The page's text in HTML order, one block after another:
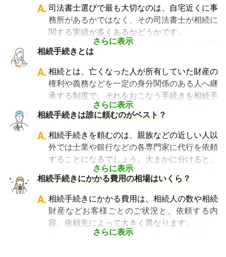
額の合計1,000万円）法定相続人3名のうち1名
が単独相続した場合」の費用相場の目安は6万
円～8万円程です。
また相続登記には報酬のほか、戸籍謄本取得の
際にかかる費用や、登録免許税などが発生しま
す。 相続人や不動産の数などによっても異な
るため、価格表は参考にしかなりません。
「相続費用見積ガイド」では、相続手続きに強
い司法書士に、無料で一括見積依頼が可能で
す。ご自身の状況ではいくら費用がかかるの
さらに表示
A. 司法書士選びで最も大切なのは、自宅近くに事
務所があるかではなく、その司法書士が相続に
関する実績が多くあるかどうかです。
法人業務を中心に行っている司法書士に相続手
続きの相談をしても、期待した結果は得られな
いため、相続手続きの経験豊富な司法書士を選
ぶことが、スムーズで間違いのない相続手続き
のために非常に重要になります。
なお、自宅から離れた場所にある事務所であっ
ても、相続手続きの対応は可能です。
「相続費用見積ガイド」では、
相続手続きに強
い司法書士を多数掲載しており、無料で一括見
積依頼が可能です 。ぜひご利用ください。
相続手続きとは
さらに表示
A. 相続とは、亡くなった人が所有していた財産の
権利や義務などを一定の身分関係のある人へ継
承する制度で、それをおこなう手続きを相続手
続きといいます。具体的には預貯金や不動産、
借金なども含めた亡くなった人の財産を配偶者
や子どもなどの相続人に引き継ぐ手続きのこと
です。相続手続きが大変と言われるのは、その
複雑さや手続きの多さにあります。加えて役所
や銀行などに出向くことも多いことから時間も
手間もかかります。専門家に任せればそういっ
た煩わしさを大幅に減らすことができます。
相続手続きは誰に頼むのがベスト？
さらに表示
A. 相続手続きを頼むのは、親族などの近しい人以
外では士業や銀行などの各専門家に代行を依頼
することになるでしょう。大まかに分けると、
不動産に関する相続手続き全般は司法書士、戸
籍謄本の収集、預貯金口座・車などの名義変更
手続きを任せたい場合は行政書士、相続税申告
や節税対策の検討は税理士、相続人の間で争い
やトラブルになっている場合は弁護士というよ
うに状況別に頼むのがベストです。
相続手続きにかかる費用の相場はいくら？
さらに表示
A. 相続手続きにかかる費用は、相続人の数や相続
財産などお客様ごとのご状況と、依頼する内
容、依頼先によって大きく異なります。
例えば参考価格として、行政書士に戸籍収集を